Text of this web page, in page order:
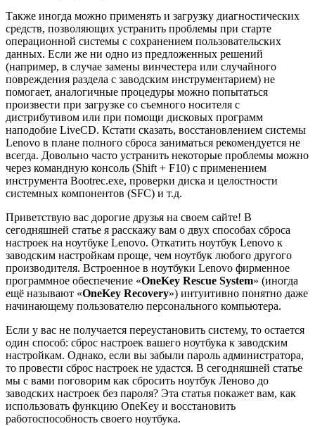
Также иногда можно применять и загрузку диагностических
средств, позволяющих устранить проблемы при старте
операционной системы с сохранением пользовательских
данных. Если же ни одно из предложенных решений
(например, в случае замены винчестера или случайного
повреждения раздела с заводским инструментарием) не
помогает, аналогичные процедуры можно попытаться
произвести при загрузке со съемного носителя с
дистрибутивом или при помощи дисковых программ
наподобие LiveCD. Кстати сказать, восстановлением системы
Lenovo в плане полного сброса заниматься рекомендуется не
всегда. Довольно часто устранить некоторые проблемы можно
через командную консоль (Shift + F10) с применением
инструмента Bootrec.exe, проверки диска и целостности
системных компонентов (SFC) и т.д.
Приветствую вас дорогие друзья на своем сайте! В
сегодняшней статье я расскажу вам о двух способах сброса
настроек на ноутбуке Lenovo. Откатить ноутбук Lenovo к
заводским настройкам проще, чем ноутбук любого другого
производителя. Встроенное в ноутбуки Lenovo фирменное
программное обеспечение «OneKey Rescue System» (иногда
ещё называют «OneKey Recovery») интуитивно понятно даже
начинающему пользователю персонального компьютера.
Если у вас не получается переустановить систему, то остается
один способ: сброс настроек вашего ноутбука к заводским
настройкам. Однако, если вы забыли пароль администратора,
то провести сброс настроек не удастся. В сегодняшней статье
мы с вами поговорим как сбросить ноутбук Леново до
заводских настроек без пароля? Эта статья покажет вам, как
использовать функцию OneKey и восстановить
работоспособность своего ноутбука.